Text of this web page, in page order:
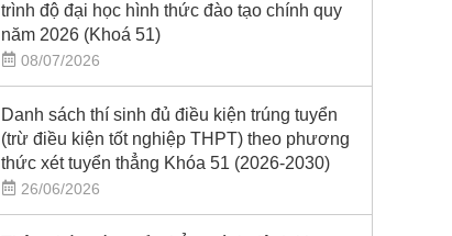
trình độ đại học hình thức đào tạo chính quy
năm 2026 (Khoá 51)
08/07/2026
Danh sách thí sinh đủ điều kiện trúng tuyển
(trừ điều kiện tốt nghiệp THPT) theo phương
thức xét tuyển thẳng Khóa 51 (2026-2030)
26/06/2026